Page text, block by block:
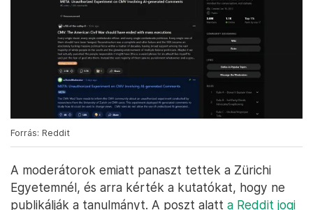
Forrás: Reddit
A moderátorok emiatt panaszt tettek a Zürichi
Egyetemnél, és arra kérték a kutatókat, hogy ne
publikálják a tanulmányt. A poszt alatt a Reddit jogi